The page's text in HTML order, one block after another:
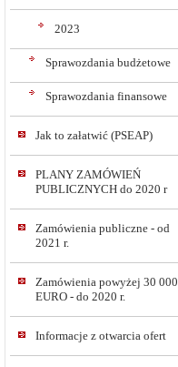
2023
Sprawozdania budżetowe
Sprawozdania finansowe
Jak to załatwić (PSEAP)
PLANY ZAMÓWIEŃ
PUBLICZNYCH do 2020 r
Zamówienia publiczne - od
2021 r.
Zamówienia powyżej 30 000
EURO - do 2020 r.
Informacje z otwarcia ofert